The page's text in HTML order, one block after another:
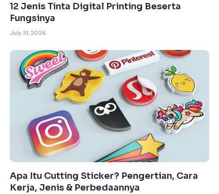
12 Jenis Tinta Digital Printing Beserta
Fungsinya
July 31, 2026
Apa Itu Cutting Sticker? Pengertian, Cara
Kerja, Jenis & Perbedaannya